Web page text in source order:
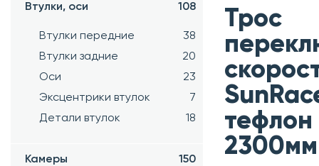
Втулки, оси 108
Втулки передние
38
Втулки задние
20
Оси
23
Эксцентрики втулок
7
Детали втулок
18
Камеры 150
Трос
тефлон
2300мм